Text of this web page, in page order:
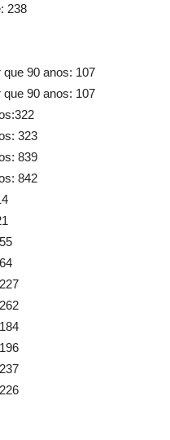
238
que 90 anos: 107
que 90 anos: 107
323
839
842